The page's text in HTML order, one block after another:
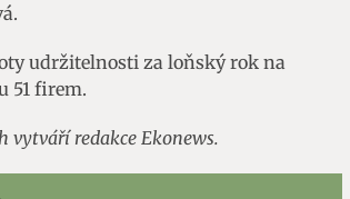
udržitelnosti za loňský rok na
51 firem.
vytváří redakce Ekonews.